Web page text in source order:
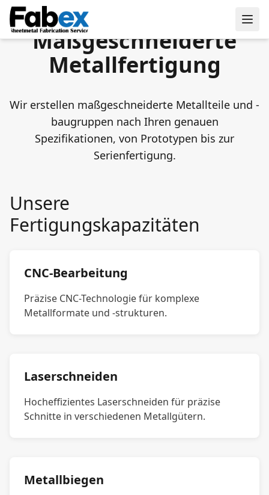
Skip to main content
Maßgeschneiderte
Metallfertigung
Wir erstellen maßgeschneiderte Metallteile und -
baugruppen nach Ihren genauen
Spezifikationen, von Prototypen bis zur
Serienfertigung.
Unsere
Fertigungskapazitäten
CNC-Bearbeitung
Präzise CNC-Technologie für komplexe
Metallformate und -strukturen.
Laserschneiden
Hocheffizientes Laserschneiden für präzise
Schnitte in verschiedenen Metallgütern.
Metallbiegen